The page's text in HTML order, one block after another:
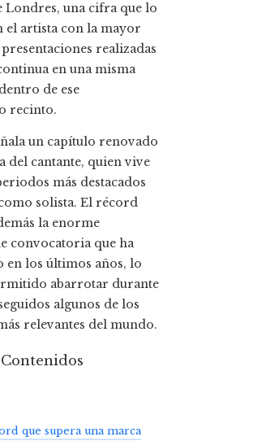
Londres, una cifra que lo
el artista con la mayor
realizadas
en una misma
de ese
recinto.
un capítulo renovado
del cantante, quien vive
más destacados
solista. El récord
la enorme
convocatoria que ha
en los últimos años, lo
abarrotar durante
algunos de los
relevantes del mundo.
que supera una marca